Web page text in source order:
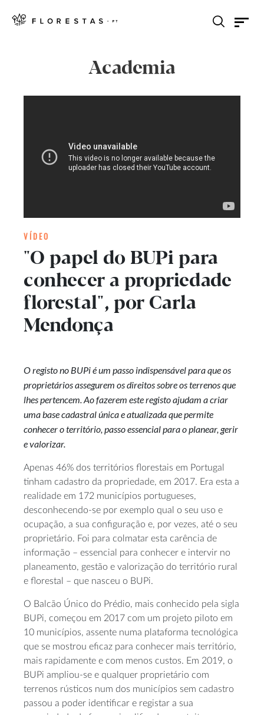
Academia
VÍDEO
"O papel do BUPi para
conhecer a propriedade
florestal", por Carla
Mendonça
O registo no BUPi é um passo indispensável para que os
proprietários assegurem os direitos sobre os terrenos que
lhes pertencem. Ao fazerem este registo ajudam a criar
uma base cadastral única e atualizada que permite
conhecer o território, passo essencial para o planear, gerir
e valorizar.
Apenas 46% dos territórios florestais em Portugal
tinham cadastro da propriedade, em 2017. Era esta a
realidade em 172 municípios portugueses,
desconhecendo-se por exemplo qual o seu uso e
ocupação, a sua configuração e, por vezes, até o seu
proprietário. Foi para colmatar esta carência de
informação – essencial para conhecer e intervir no
planeamento, gestão e valorização do território rural
e florestal – que nasceu o BUPi.
O Balcão Único do Prédio, mais conhecido pela sigla
BUPi, começou em 2017 com um projeto piloto em
10 municípios, assente numa plataforma tecnológica
que se mostrou eficaz para conhecer mais território,
mais rapidamente e com menos custos. Em 2019, o
BUPi ampliou-se e qualquer proprietário com
terrenos rústicos num dos municípios sem cadastro
passou a poder identificar e registar a sua